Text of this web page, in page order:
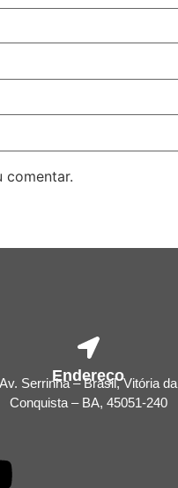
comentar.
Endereço
Av. Serrinha – Brasil, Vitória da
Conquista – BA, 45051-240